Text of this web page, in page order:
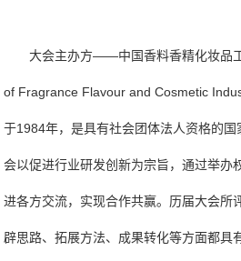
大会主办方——中国香料香精化妆品
of Fragrance Flavour and Cosmetic
于1984年，是具有社会团体法人资格的
会以促进行业研发创新为宗旨，通过举办
进各方交流，实现合作共赢。历届大会所
辟思路、拓展方法、成果转化等方面都具